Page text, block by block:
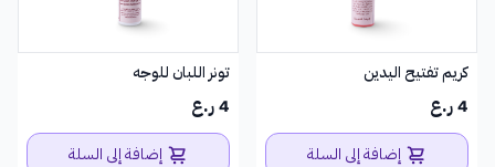
كريم تفتيح اليدين
4 ر.ع
إضافة إلى السلة
تونر اللبان للوجه
4 ر.ع
إضافة إلى السلة